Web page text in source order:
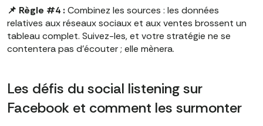
📌 Règle #4 : Combinez les sources : les données
relatives aux réseaux sociaux et aux ventes brossent un
tableau complet. Suivez-les, et votre stratégie ne se
contentera pas d'écouter ; elle mènera.
Les défis du social listening sur
Facebook et comment les surmonter